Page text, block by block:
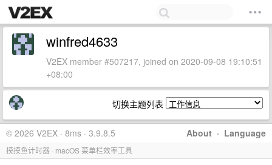
winfred4633
V2EX member #507217, joined on 2020-09-08 19:10:51
+08:00
切换主题列表
About · Language
© 2026 V2EX · 8ms · 3.9.8.5
摸摸鱼计时器 · macOS 菜单栏效率工具